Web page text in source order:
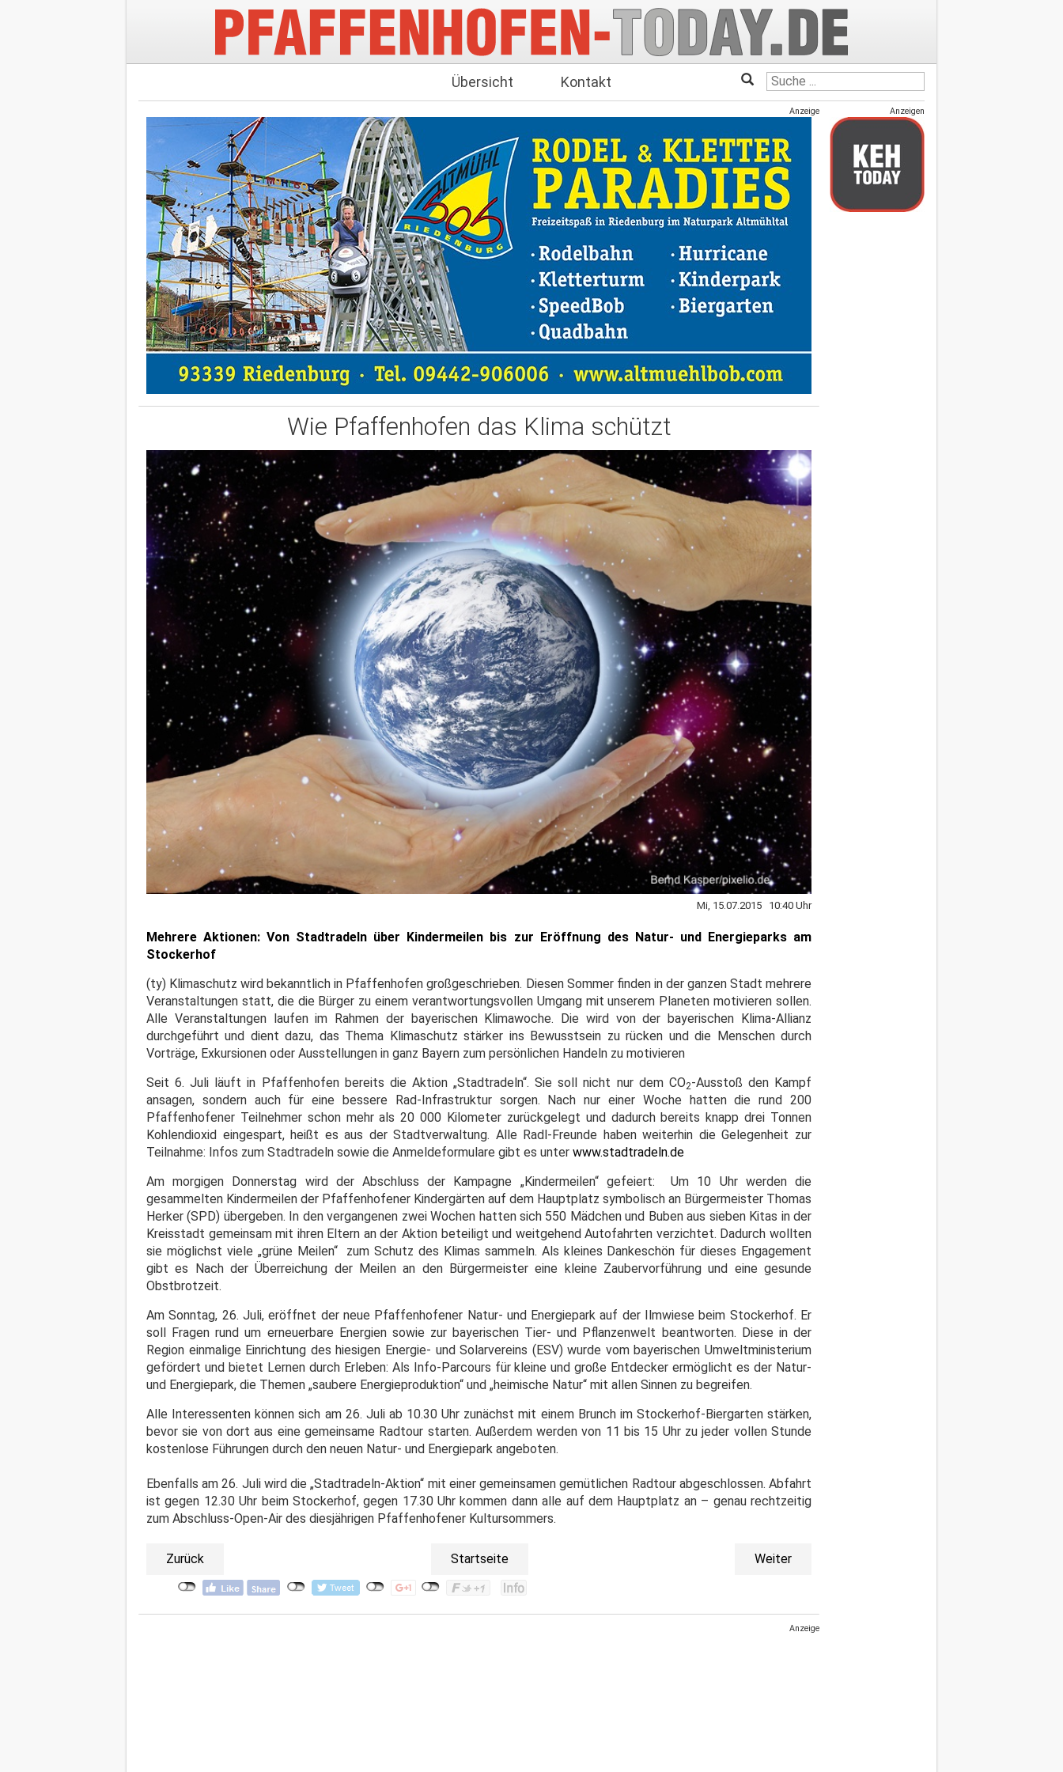
Übersicht Kontakt
Anzeige
Wie Pfaffenhofen das Klima schützt
Mi, 15.07.2015 10:40 Uhr
Mehrere Aktionen: Von Stadtradeln über Kindermeilen bis zur Eröffnung des Natur- und Energieparks am
Stockerhof
(ty) Klimaschutz wird bekanntlich in Pfaffenhofen großgeschrieben. Diesen Sommer finden in der ganzen Stadt mehrere
Veranstaltungen statt, die die Bürger zu einem verantwortungsvollen Umgang mit unserem Planeten motivieren sollen.
Alle Veranstaltungen laufen im Rahmen der bayerischen Klimawoche. Die wird von der bayerischen Klima-Allianz
durchgeführt und dient dazu, das Thema Klimaschutz stärker ins Bewusstsein zu rücken und die Menschen durch
Vorträge, Exkursionen oder Ausstellungen in ganz Bayern zum persönlichen Handeln zu motivieren
Seit 6. Juli läuft in Pfaffenhofen bereits die Aktion „Stadtradeln“. Sie soll nicht nur dem CO2-Ausstoß den Kampf
ansagen, sondern auch für eine bessere Rad-Infrastruktur sorgen. Nach nur einer Woche hatten die rund 200
Pfaffenhofener Teilnehmer schon mehr als 20 000 Kilometer zurückgelegt und dadurch bereits knapp drei Tonnen
Kohlendioxid eingespart, heißt es aus der Stadtverwaltung. Alle Radl-Freunde haben weiterhin die Gelegenheit zur
Teilnahme: Infos zum Stadtradeln sowie die Anmeldeformulare gibt es unter www.stadtradeln.de
Am morgigen Donnerstag wird der Abschluss der Kampagne „Kindermeilen“ gefeiert: Um 10 Uhr werden die
gesammelten Kindermeilen der Pfaffenhofener Kindergärten auf dem Hauptplatz symbolisch an Bürgermeister Thomas
Herker (SPD) übergeben. In den vergangenen zwei Wochen hatten sich 550 Mädchen und Buben aus sieben Kitas in der
Kreisstadt gemeinsam mit ihren Eltern an der Aktion beteiligt und weitgehend Autofahrten verzichtet. Dadurch wollten
sie möglichst viele „grüne Meilen“ zum Schutz des Klimas sammeln. Als kleines Dankeschön für dieses Engagement
gibt es Nach der Überreichung der Meilen an den Bürgermeister eine kleine Zaubervorführung und eine gesunde
Obstbrotzeit.
Am Sonntag, 26. Juli, eröffnet der neue Pfaffenhofener Natur- und Energiepark auf der Ilmwiese beim Stockerhof. Er
soll Fragen rund um erneuerbare Energien sowie zur bayerischen Tier- und Pflanzenwelt beantworten. Diese in der
Region einmalige Einrichtung des hiesigen Energie- und Solarvereins (ESV) wurde vom bayerischen Umweltministerium
gefördert und bietet Lernen durch Erleben: Als Info-Parcours für kleine und große Entdecker ermöglicht es der Natur-
und Energiepark, die Themen „saubere Energieproduktion“ und „heimische Natur“ mit allen Sinnen zu begreifen.
Alle Interessenten können sich am 26. Juli ab 10.30 Uhr zunächst mit einem Brunch im Stockerhof-Biergarten stärken,
bevor sie von dort aus eine gemeinsame Radtour starten. Außerdem werden von 11 bis 15 Uhr zu jeder vollen Stunde
kostenlose Führungen durch den neuen Natur- und Energiepark angeboten.
Ebenfalls am 26. Juli wird die „Stadtradeln-Aktion“ mit einer gemeinsamen gemütlichen Radtour abgeschlossen. Abfahrt
ist gegen 12.30 Uhr beim Stockerhof, gegen 17.30 Uhr kommen dann alle auf dem Hauptplatz an – genau rechtzeitig
zum Abschluss-Open-Air des diesjährigen Pfaffenhofener Kultursommers.
Zurück Startseite Weiter
Anzeige
Anzeigen